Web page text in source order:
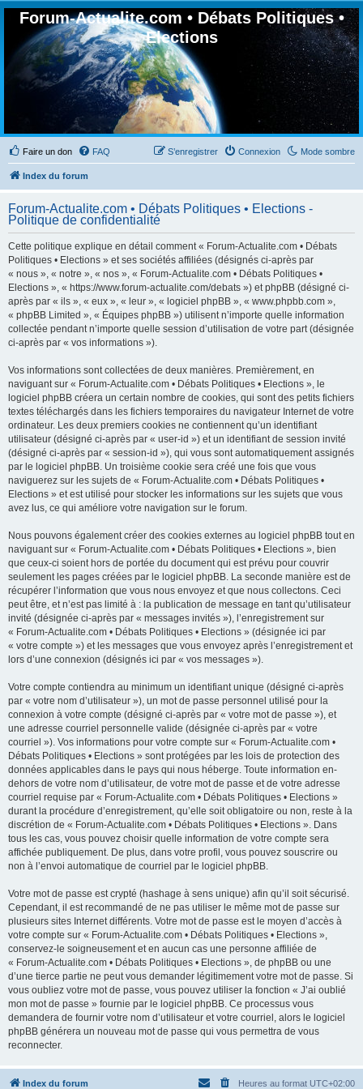
Forum-Actualite.com • Débats Politiques •
Elections
Faire un don Mode sombre
FAQ Connexion
S’enregistrer
Index du forum
Forum-Actualite.com • Débats Politiques • Elections -
Politique de confidentialité
Cette politique explique en détail comment « Forum-Actualite.com • Débats
Politiques • Elections » et ses sociétés affiliées (désignés ci-après par
« nous », « notre », « nos », « Forum-Actualite.com • Débats Politiques •
Elections », « https://www.forum-actualite.com/debats ») et phpBB (désigné ci-
après par « ils », « eux », « leur », « logiciel phpBB », « www.phpbb.com »,
« phpBB Limited », « Équipes phpBB ») utilisent n’importe quelle information
collectée pendant n’importe quelle session d’utilisation de votre part (désignée
ci-après par « vos informations »).
Vos informations sont collectées de deux manières. Premièrement, en
naviguant sur « Forum-Actualite.com • Débats Politiques • Elections », le
logiciel phpBB créera un certain nombre de cookies, qui sont des petits fichiers
textes téléchargés dans les fichiers temporaires du navigateur Internet de votre
ordinateur. Les deux premiers cookies ne contiennent qu’un identifiant
utilisateur (désigné ci-après par « user-id ») et un identifiant de session invité
(désigné ci-après par « session-id »), qui vous sont automatiquement assignés
par le logiciel phpBB. Un troisième cookie sera créé une fois que vous
naviguerez sur les sujets de « Forum-Actualite.com • Débats Politiques •
Elections » et est utilisé pour stocker les informations sur les sujets que vous
avez lus, ce qui améliore votre navigation sur le forum.
Nous pouvons également créer des cookies externes au logiciel phpBB tout en
naviguant sur « Forum-Actualite.com • Débats Politiques • Elections », bien
que ceux-ci soient hors de portée du document qui est prévu pour couvrir
seulement les pages créées par le logiciel phpBB. La seconde manière est de
récupérer l’information que vous nous envoyez et que nous collectons. Ceci
peut être, et n’est pas limité à : la publication de message en tant qu’utilisateur
invité (désignée ci-après par « messages invités »), l’enregistrement sur
« Forum-Actualite.com • Débats Politiques • Elections » (désignée ici par
« votre compte ») et les messages que vous envoyez après l’enregistrement et
lors d’une connexion (désignés ici par « vos messages »).
Votre compte contiendra au minimum un identifiant unique (désigné ci-après
par « votre nom d’utilisateur »), un mot de passe personnel utilisé pour la
connexion à votre compte (désigné ci-après par « votre mot de passe »), et
une adresse courriel personnelle valide (désignée ci-après par « votre
courriel »). Vos informations pour votre compte sur « Forum-Actualite.com •
Débats Politiques • Elections » sont protégées par les lois de protection des
données applicables dans le pays qui nous héberge. Toute information en-
dehors de votre nom d’utilisateur, de votre mot de passe et de votre adresse
courriel requise par « Forum-Actualite.com • Débats Politiques • Elections »
durant la procédure d’enregistrement, qu’elle soit obligatoire ou non, reste à la
discrétion de « Forum-Actualite.com • Débats Politiques • Elections ». Dans
tous les cas, vous pouvez choisir quelle information de votre compte sera
affichée publiquement. De plus, dans votre profil, vous pouvez souscrire ou
non à l’envoi automatique de courriel par le logiciel phpBB.
Votre mot de passe est crypté (hashage à sens unique) afin qu’il soit sécurisé.
Cependant, il est recommandé de ne pas utiliser le même mot de passe sur
plusieurs sites Internet différents. Votre mot de passe est le moyen d’accès à
votre compte sur « Forum-Actualite.com • Débats Politiques • Elections »,
conservez-le soigneusement et en aucun cas une personne affiliée de
« Forum-Actualite.com • Débats Politiques • Elections », de phpBB ou une
d’une tierce partie ne peut vous demander légitimement votre mot de passe. Si
vous oubliez votre mot de passe, vous pouvez utiliser la fonction « J’ai oublié
mon mot de passe » fournie par le logiciel phpBB. Ce processus vous
demandera de fournir votre nom d’utilisateur et votre courriel, alors le logiciel
phpBB générera un nouveau mot de passe qui vous permettra de vous
reconnecter.
Index du forum Heures au format UTC+02:00